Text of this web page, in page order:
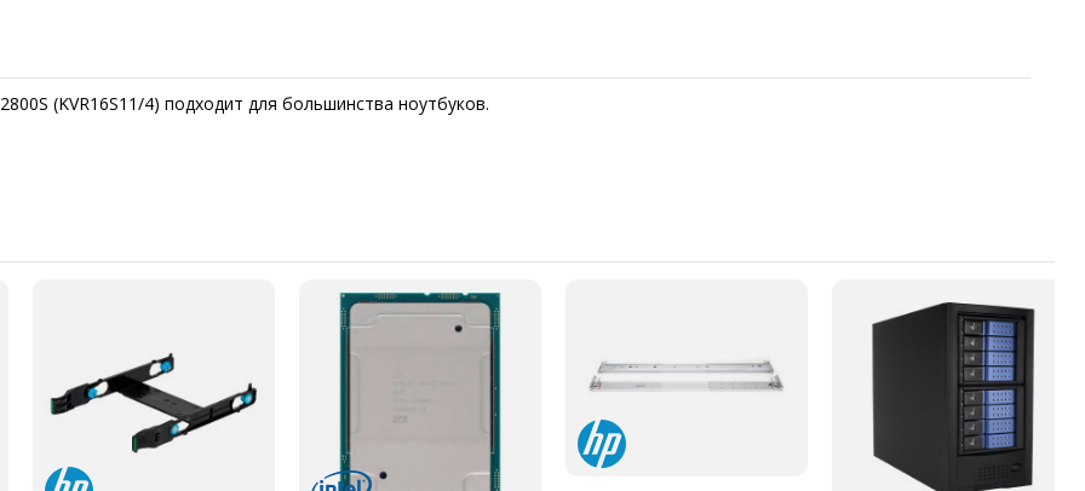
(KVR16S11/4) подходит для большинства ноутбуков.